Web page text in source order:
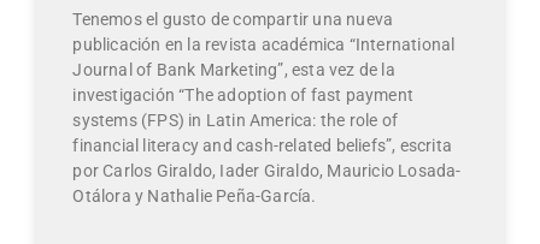
Tenemos el gusto de compartir una nueva
publicación en la revista académica “International
Journal of Bank Marketing”, esta vez de la
investigación “The adoption of fast payment
systems (FPS) in Latin America: the role of
financial literacy and cash-related beliefs”, escrita
por Carlos Giraldo, Iader Giraldo, Mauricio Losada-
Otálora y Nathalie Peña-García.